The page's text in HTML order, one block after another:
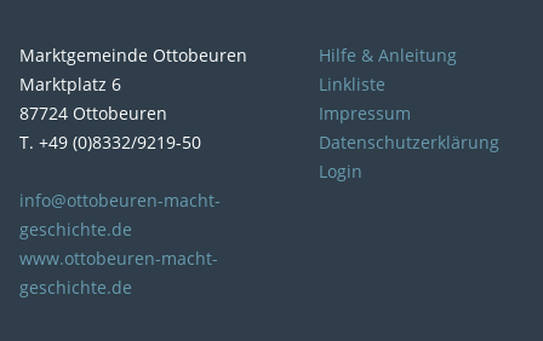
Marktgemeinde Ottobeuren
Marktplatz 6
87724 Ottobeuren
T. +49 (0)8332/9219-50
info@ottobeuren-macht-
geschichte.de
www.ottobeuren-macht-
geschichte.de
Hilfe & Anleitung
Linkliste
Impressum
Datenschutzerklärung
Login